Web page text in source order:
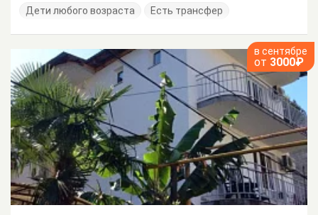
Дети любого возраста
Есть трансфер
в сентябре
от 3000₽